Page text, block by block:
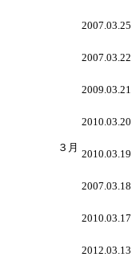
３月
2007.03.25
2007.03.22
2009.03.21
2010.03.20
2010.03.19
2007.03.18
2010.03.17
2012.03.13